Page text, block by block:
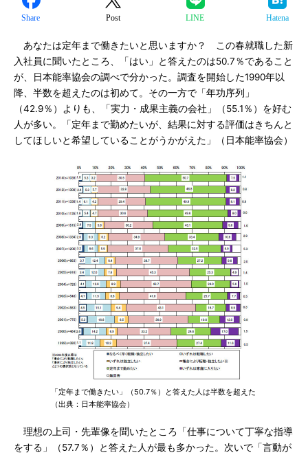
Share Post LINE Hatena
あなたは定年まで働きたいと思いますか？ この春就職した新
入社員に聞いたところ、「はい」と答えたのは50.7％であること
が、日本能率協会の調べで分かった。調査を開始した1990年以
降、半数を超えたのは初めて。その一方で「年功序列」
（42.9％）よりも、「実力・成果主義の会社」（55.1％）を好む
人が多い。「定年まで勤めたいが、結果に対する評価はきちんと
してほしいと希望していることがうかがえた」（日本能率協会）
「定年まで働きたい」（50.7％）と答えた人は半数を超えた
（出典：日本能率協会）
理想の上司・先輩像を聞いたところ「仕事について丁寧な指導
をする」（57.7％）と答えた人が最も多かった。次いで「言動が